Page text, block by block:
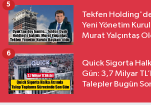
Tekfen
Yeni Yönetim
Murat Yalçıntaş
5
Quick Sigorta
Gün: 3,7 Milyar
Talepler Bugün
6